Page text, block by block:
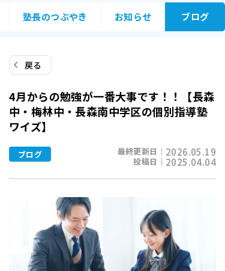
塾長のつぶやき お知らせ ブログ
戻る
4月からの勉強が一番大事です！！【長森
中・梅林中・長森南中学区の個別指導塾
ワイズ】
ブログ
投稿日｜ 2025.04.04
最終更新日｜ 2026.05.19